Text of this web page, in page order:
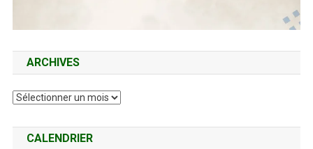
ARCHIVES
Archives
CALENDRIER